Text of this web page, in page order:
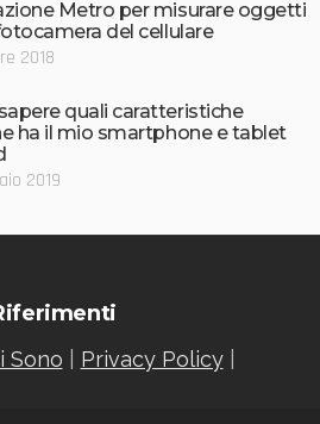
Metro per misurare oggetti
del cellulare
2018
quali caratteristiche
ha il mio smartphone e tablet
2019
Sono Privacy Policy|